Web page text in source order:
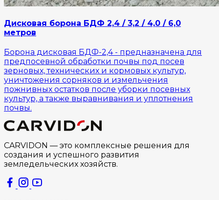
Дисковая борона БДФ 2,4 / 3,2 / 4,0 / 6,0
метров
Борона дисковая БДФ-2,4 - предназначена для
предпосевной обработки почвы под посев
зерновых, технических и кормовых культур,
уничтожения сорняков и измельчения
пожнивных остатков после уборки посевных
культур, а также выравнивания и уплотнения
почвы.
CARVIDON — это комплексные решения для
создания и успешного развития
земледельческих хозяйств.